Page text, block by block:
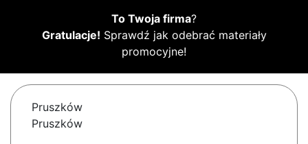
To Twoja firma?
Gratulacje! Sprawdź jak odebrać materiały
promocyjne!
Pruszków
Pruszków